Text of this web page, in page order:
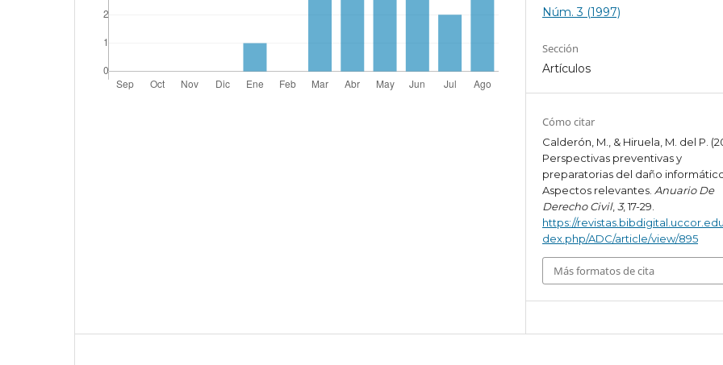
Núm. 3 (1997)
Sección
Artículos
Cómo citar
Calderón, M., & Hiruela, M. del P.
Perspectivas preventivas y
preparatorias del daño
Aspectos relevantes. Anuario De
Derecho Civil,3, 17-29.
https://
dex.php/ADC/article/view/895
Más formatos de cita